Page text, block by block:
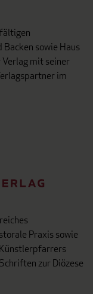
sowie Haus
mit seiner
im
Praxis sowie
zur Diözese